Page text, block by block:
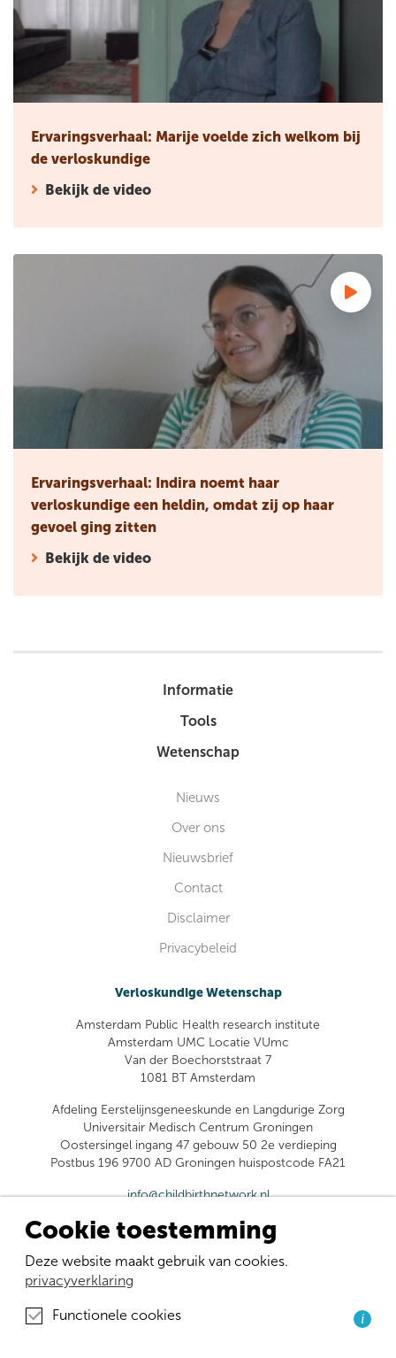
Ervaringsverhaal: Marije voelde zich welkom bij
de verloskundige
Bekijk de video
Ervaringsverhaal: Indira noemt haar verloskundige een
Ervaringsverhaal: Indira noemt haar
verloskundige een heldin, omdat zij op haar
gevoel ging zitten
Bekijk de video
Informatie
Tools
Wetenschap
Nieuws
Over ons
Nieuwsbrief
Contact
Disclaimer
Privacybeleid
Verloskundige Wetenschap
Amsterdam Public Health research institute
Amsterdam UMC Locatie VUmc
Van der Boechorststraat 7
1081 BT Amsterdam
Afdeling Eerstelijnsgeneeskunde en Langdurige Zorg
Universitair Medisch Centrum Groningen
Oostersingel ingang 47 gebouw 50 2e verdieping
Postbus 196 9700 AD Groningen huispostcode FA21
info@childbirthnetwork.nl
Cookie toestemming
Deze website maakt gebruik van cookies.
privacyverklaring
Functionele cookies i